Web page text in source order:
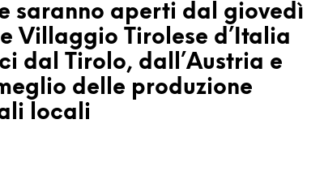
saranno aperti dal giovedì
Villaggio Tirolese d’Italia
dal Tirolo, dall’Austria e
delle produzione
locali